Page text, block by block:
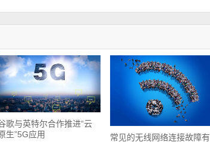
歌与英特尔合作推进“云
生”5G应用
常见的无线网络连接故障有